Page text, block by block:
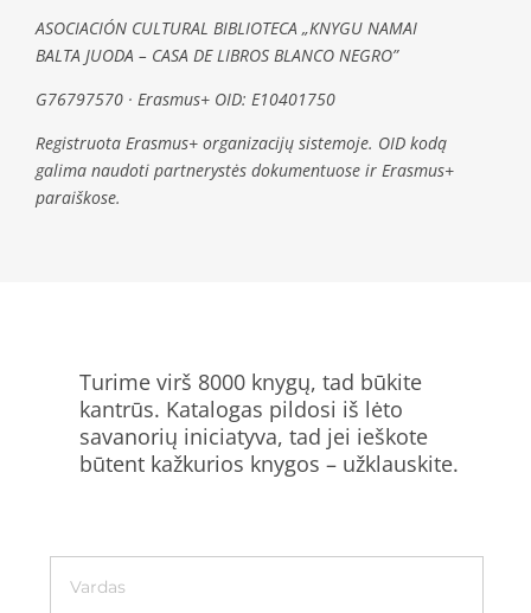
ASOCIACIÓN CULTURAL BIBLIOTECA „KNYGU NAMAI
BALTA JUODA – CASA DE LIBROS BLANCO NEGRO”
G76797570 · Erasmus+ OID: E10401750
Registruota Erasmus+ organizacijų sistemoje. OID kodą
galima naudoti partnerystės dokumentuose ir Erasmus+
paraiškose.
Turime virš 8000 knygų, tad būkite
kantrūs. Katalogas pildosi iš lėto
savanorių iniciatyva, tad jei ieškote
būtent kažkurios knygos – užklauskite.